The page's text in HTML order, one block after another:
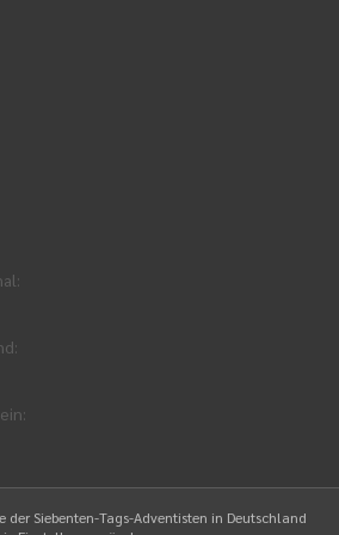
:
:
:
der Siebenten-Tags-Adventisten in Deutschland